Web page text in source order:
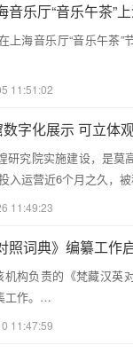
上海音乐厅“音乐午茶”
11:51:02
数字化展示 可立体
研究院实施建设，是莫
入运营近6个月之久，
11:49:23
照词典》编纂工作
构负责的《梵藏汉英
工作。…
11:47:59